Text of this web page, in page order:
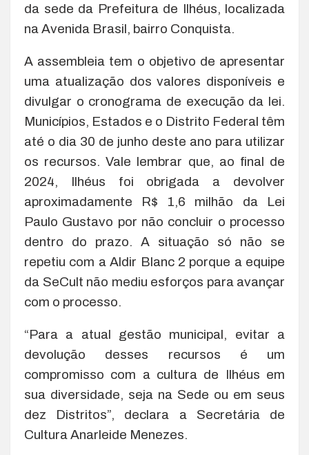
da sede da Prefeitura de Ilhéus, localizada
na Avenida Brasil, bairro Conquista.
A assembleia tem o objetivo de apresentar
uma atualização dos valores disponíveis e
divulgar o cronograma de execução da lei.
Municípios, Estados e o Distrito Federal têm
até o dia 30 de junho deste ano para utilizar
os recursos. Vale lembrar que, ao final de
2024, Ilhéus foi obrigada a devolver
aproximadamente R$ 1,6 milhão da Lei
Paulo Gustavo por não concluir o processo
dentro do prazo. A situação só não se
repetiu com a Aldir Blanc 2 porque a equipe
da SeCult não mediu esforços para avançar
com o processo.
“Para a atual gestão municipal, evitar a
devolução desses recursos é um
compromisso com a cultura de Ilhéus em
sua diversidade, seja na Sede ou em seus
dez Distritos”, declara a Secretária de
Cultura Anarleide Menezes.